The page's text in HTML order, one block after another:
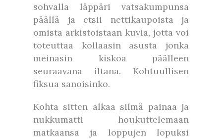
sohvalla läppäri vatsakumpunsa
päällä ja etsii nettikaupoista ja
omista arkistoistaan kuvia, jotta voi
toteuttaa kollaasin asusta jonka
meinasin kiskoa päälleen
seuraavana iltana. Kohtuullisen
fiksua sanoisinko.
Kohta sitten alkaa silmä painaa ja
nukkumatti houkuttelemaan
matkaansa ja loppujen lopuksi